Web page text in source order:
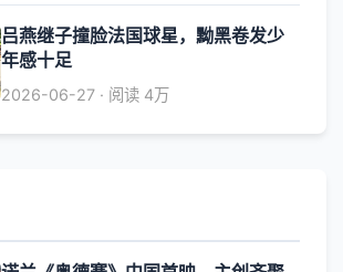
吕燕继子撞脸法国球星，黝黑卷发少
年感十足
2026-06-27 · 阅读 4万